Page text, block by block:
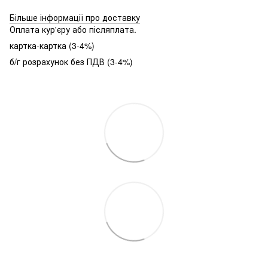
Більше інформації про доставку
Оплата кур'єру або післяплата.
картка-картка (3-4%)
б/г розрахунок без ПДВ (3-4%)